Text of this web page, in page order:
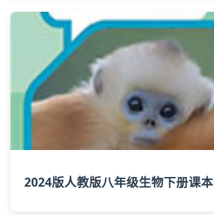
2024版人教版八年级生物下册课本